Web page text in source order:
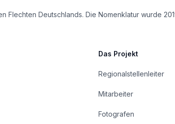
Flechten Deutschlands. Die Nomenklatur wurde
Das Projekt
Regionalstellenleiter
Mitarbeiter
Fotografen